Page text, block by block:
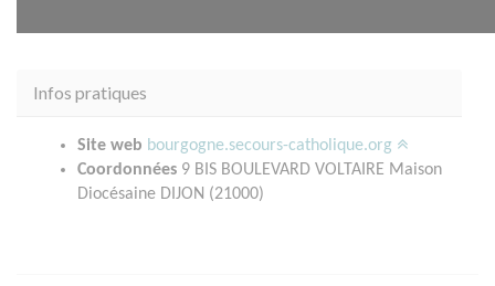
Infos pratiques
Site web bourgogne.secours-catholique.org
Coordonnées 9 BIS BOULEVARD VOLTAIRE Maison
Diocésaine DIJON (21000)